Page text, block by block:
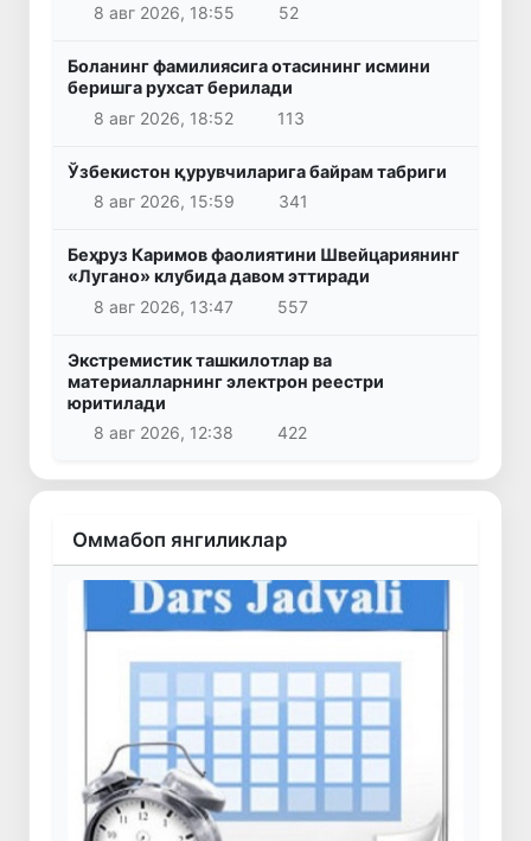
8 авг 2026, 18:55
52
Боланинг фамилиясига отасининг исмини
беришга рухсат берилади
8 авг 2026, 18:52
113
Ўзбекистон қурувчиларига байрам табриги
8 авг 2026, 15:59
341
Беҳруз Каримов фаолиятини Швейцариянинг
«Лугано» клубида давом эттиради
8 авг 2026, 13:47
557
Экстремистик ташкилотлар ва
материалларнинг электрон реестри
юритилади
8 авг 2026, 12:38
422
Оммабоп янгиликлар